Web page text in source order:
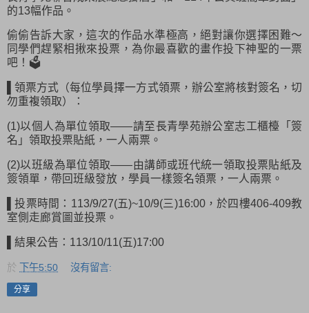
的13幅作品。
偷偷告訴大家，這次的作品水準極高，絕對讓你選擇困難～
同學們趕緊相揪來投票，為你最喜歡的畫作投下神聖的一票
吧！🗳
▌領票方式（每位學員擇一方式領票，辦公室將核對簽名，切
勿重複領取）：
(1)以個人為單位領取——請至長青學苑辦公室志工櫃檯「簽
名」領取投票貼紙，一人兩票。
(2)以班級為單位領取——由講師或班代統一領取投票貼紙及
簽領單，帶回班級發放，學員一樣簽名領票，一人兩票。
▌投票時間：113/9/27(五)~10/9(三)16:00，於四樓406-409教
室側走廊賞圖並投票。
▌結果公告：113/10/11(五)17:00
於 下午5:50 沒有留言:
分享